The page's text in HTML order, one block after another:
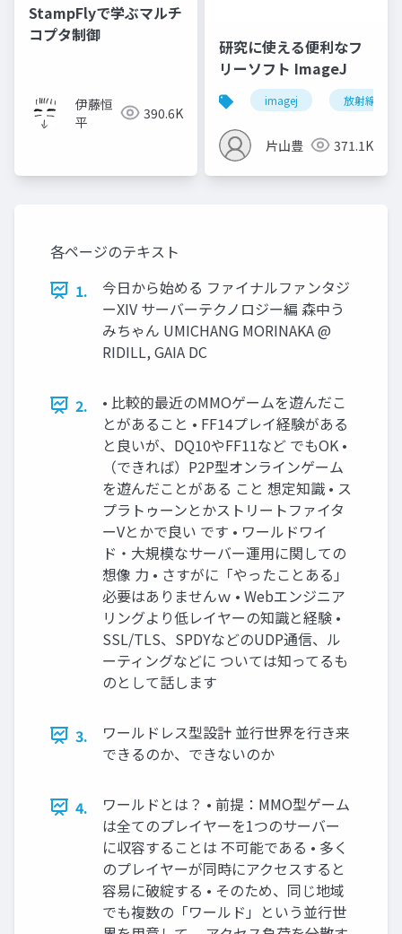
StampFlyで学ぶマルチ
コプタ制御
伊藤恒
平
390.6K
研究に使える便利なフ
リーソフト ImageJ
imagej 放射線技師
片山豊 371.1K
各ページのテキスト
1.
今日から始める ファイナルファンタジ
ーXIV サーバーテクノロジー編 森中う
みちゃん UMICHANG MORINAKA @
RIDILL, GAIA DC
2.
• 比較的最近のMMOゲームを遊んだこ
とがあること • FF14プレイ経験がある
と良いが、DQ10やFF11など でもOK •
（できれば）P2P型オンラインゲーム
を遊んだことがある こと 想定知識 • ス
プラトゥーンとかストリートファイタ
ーVとかで良い です • ワールドワイ
ド・大規模なサーバー運用に関しての
想像 力 • さすがに「やったことある」
必要はありませんｗ • Webエンジニア
リングより低レイヤーの知識と経験 •
SSL/TLS、SPDYなどのUDP通信、ル
ーティングなどに ついては知ってるも
のとして話します
3.
ワールドレス型設計 並行世界を行き来
できるのか、できないのか
4.
ワールドとは？ • 前提：MMO型ゲーム
は全てのプレイヤーを1つのサーバー
に収容することは 不可能である • 多く
のプレイヤーが同時にアクセスすると
容易に破綻する • そのため、同じ地域
でも複数の「ワールド」という並行世